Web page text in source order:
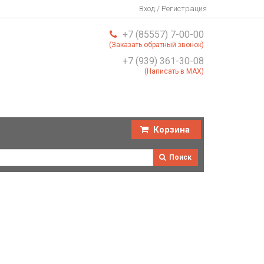
Вход / Регистрация
+7 (85557) 7-00-00
(Заказать обратный звонок)
+7 (939) 361-30-08
(Написать в MAX)
Корзина
Поиск